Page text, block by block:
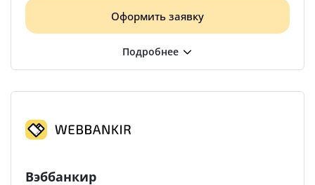
Оформить заявку
Вэббанкир